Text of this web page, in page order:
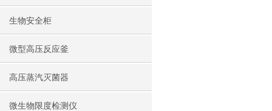
生物安全柜
微型高压反应釜
高压蒸汽灭菌器
微生物限度检测仪